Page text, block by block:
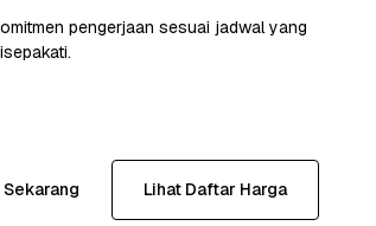
pengerjaan sesuai jadwal yang
Lihat Daftar Harga